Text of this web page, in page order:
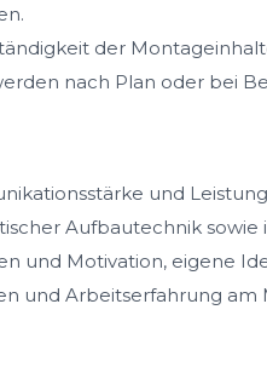
der
nach Plan oder bei
und
Aufbautechnik
und Motivation, eigene
und Arbeitserfahrung am